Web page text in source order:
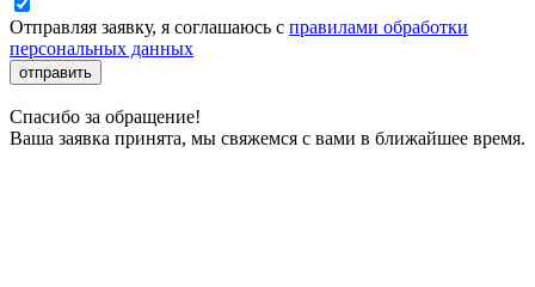
Отправляя заявку, я соглашаюсь с правилами обработки
персональных данных
отправить
Спасибо за обращение!
Ваша заявка принята, мы свяжемся с вами в ближайшее время.